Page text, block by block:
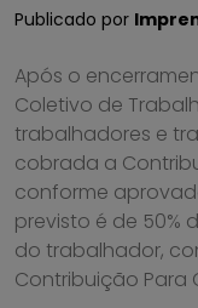
Publicado por
Após o
Coletivo de
trabalhadores e
cobrada a
conforme
previsto é de 50%
do trabalhador,
Contribuição Para